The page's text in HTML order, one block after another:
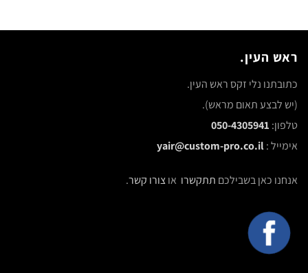
ראש העין.
כתובתנו נלי זקס ראש העין.
(יש לבצע תאום מראש).
טלפון: 050-4305941
אימייל :yair@custom-pro.co.il
אנחנו כאן בשבילכם תתקשרו אוצורו קשר.